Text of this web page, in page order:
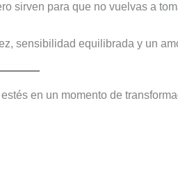
sirven para que no vuelvas a
sensibilidad equilibrada y un
en un momento de